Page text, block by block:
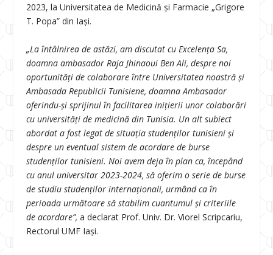
2023, la Universitatea de Medicină și Farmacie „Grigore
T. Popa” din Iași.
„La întâlnirea de astăzi, am discutat cu Excelența Sa,
doamna ambasador Raja Jhinaoui Ben Ali, despre noi
oportunități de colaborare între Universitatea noastră și
Ambasada Republicii Tunisiene, doamna Ambasador
oferindu-și sprijinul în facilitarea inițierii unor colaborări
cu universități de medicină din Tunisia. Un alt subiect
abordat a fost legat de situația studenților tunisieni și
despre un eventual sistem de acordare de burse
studenților tunisieni. Noi avem deja în plan ca, începând
cu anul universitar 2023-2024, să oferim o serie de burse
de studiu studenților internaționali, urmând ca în
perioada următoare să stabilim cuantumul și criteriile
de acordare”, a declarat Prof. Univ. Dr. Viorel Scripcariu,
Rectorul UMF Iași.